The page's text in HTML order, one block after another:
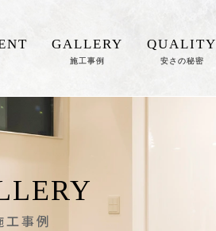
GALLERY
施工事例
QUALITY
安さの秘密
工事例